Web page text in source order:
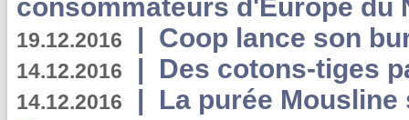
consommateurs d'Europe du
19.12.2016 | Coop lance son
14.12.2016 | Des cotons-tiges
14.12.2016 | La purée